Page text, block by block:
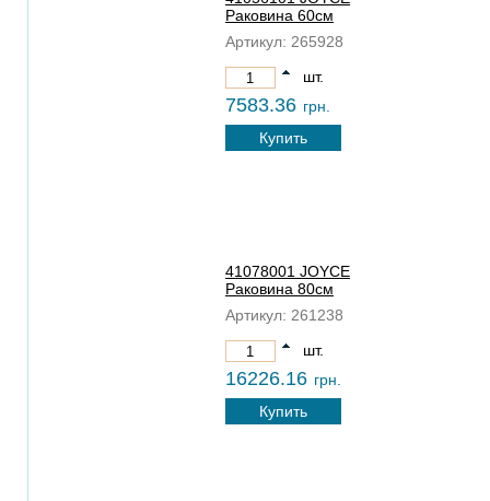
Раковина 60см
Артикул: 265928
шт.
7583.36 грн.
Купить
41078001 JOYCE
Раковина 80см
Артикул: 261238
шт.
16226.16 грн.
Купить